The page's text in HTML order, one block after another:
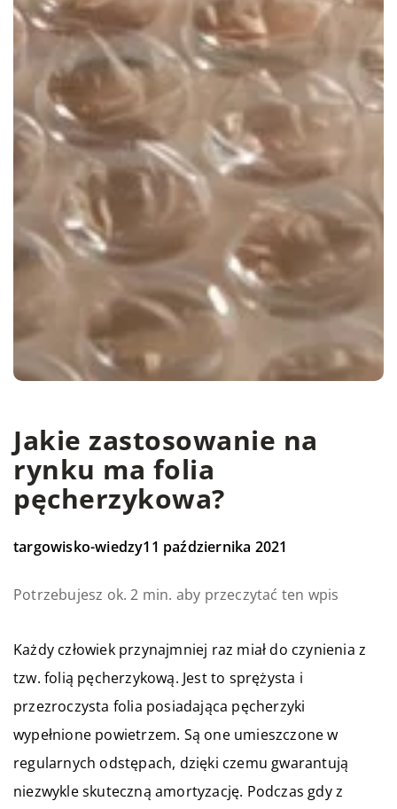
Jakie zastosowanie na
rynku ma folia
pęcherzykowa?
targowisko-wiedzy11 października 2021
Potrzebujesz ok. 2 min. aby przeczytać ten wpis
Każdy człowiek przynajmniej raz miał do czynienia z
tzw. folią pęcherzykową. Jest to sprężysta i
przezroczysta folia posiadająca pęcherzyki
wypełnione powietrzem. Są one umieszczone w
regularnych odstępach, dzięki czemu gwarantują
niezwykle skuteczną amortyzację. Podczas gdy z